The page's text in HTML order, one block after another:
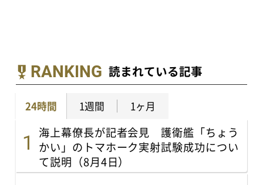
RANKING 読まれている記事
24時間 1週間 1ヶ月
海上幕僚長が記者会見 護衛艦「ちょう
かい」のトマホーク実射試験成功につい
て説明（8月4日）